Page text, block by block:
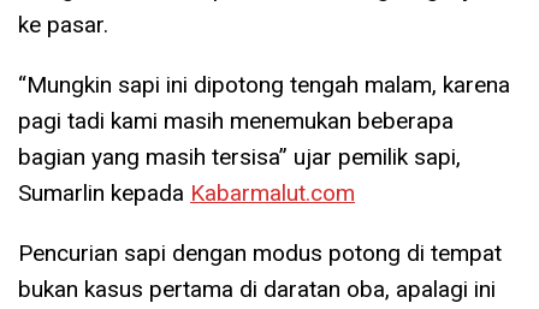
ke pasar.
“Mungkin sapi ini dipotong tengah malam, karena
pagi tadi kami masih menemukan beberapa
bagian yang masih tersisa” ujar pemilik sapi,
Sumarlin kepada Kabarmalut.com
Pencurian sapi dengan modus potong di tempat
bukan kasus pertama di daratan oba, apalagi ini